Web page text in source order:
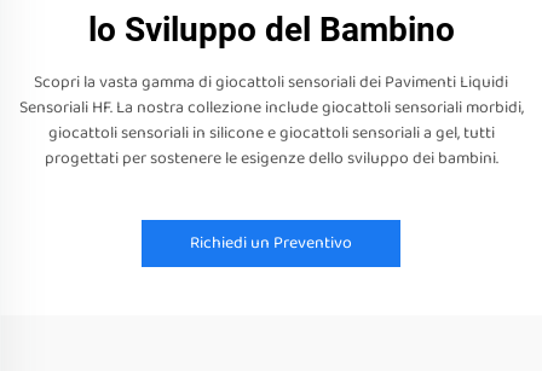
lo Sviluppo del Bambino
Scopri la vasta gamma di giocattoli sensoriali dei Pavimenti Liquidi
Sensoriali HF. La nostra collezione include giocattoli sensoriali morbidi,
giocattoli sensoriali in silicone e giocattoli sensoriali a gel, tutti
progettati per sostenere le esigenze dello sviluppo dei bambini.
Richiedi un Preventivo